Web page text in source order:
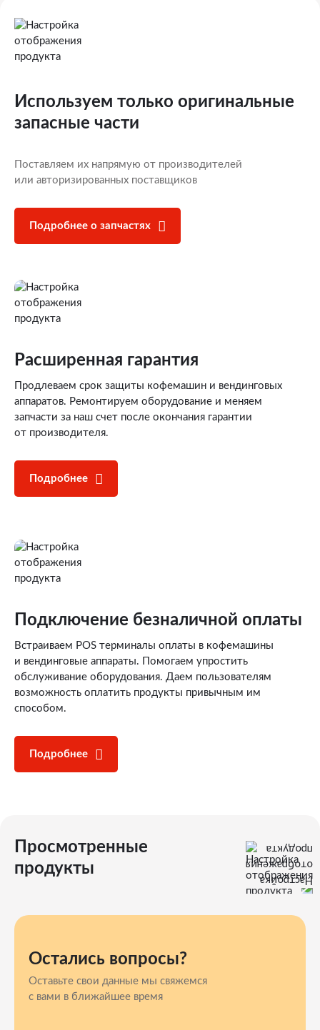
Используем только оригинальные
запасные части
Поставляем их напрямую от производителей
или авторизированных поставщиков
Подробнее о запчастях
Расширенная гарантия
Продлеваем срок защиты кофемашин и вендинговых
аппаратов. Ремонтируем оборудование и меняем
запчасти за наш счет после окончания гарантии
от производителя.
Подробнее
Подключение безналичной оплаты
Встраиваем POS терминалы оплаты в кофемашины
и вендинговые аппараты. Помогаем упростить
обслуживание оборудования. Даем пользователям
возможность оплатить продукты привычным им
способом.
Подробнее
Просмотренные
продукты
Остались вопросы?
Оставьте свои данные мы свяжемся
с вами в ближайшее время